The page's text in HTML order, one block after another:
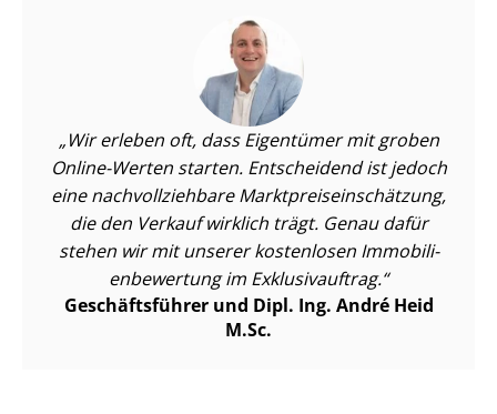
Wir erleben oft, dass Eigentümer mit groben
Online-Werten starten. Entscheidend ist jedoch
eine nach­voll­zieh­ba­re Markt­preis­ein­schät­zung,
die den Verkauf wirklich trägt. Genau dafür
stehen wir mit unserer kostenlosen Im­mo­bi­li­
en­be­wer­tung im Exklusivauftrag.
Geschäftsführer und Dipl. Ing. André Heid
M.Sc.